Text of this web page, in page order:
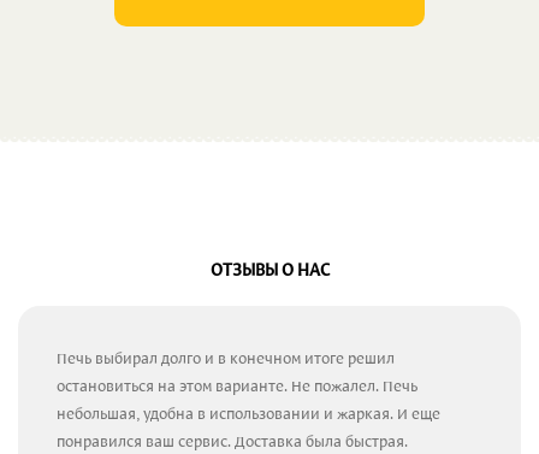
ОТЗЫВЫ О НАС
Печь выбирал долго и в конечном итоге решил
остановиться на этом варианте. Не пожалел. Печь
небольшая, удобна в использовании и жаркая. И еще
понравился ваш сервис. Доставка была быстрая.